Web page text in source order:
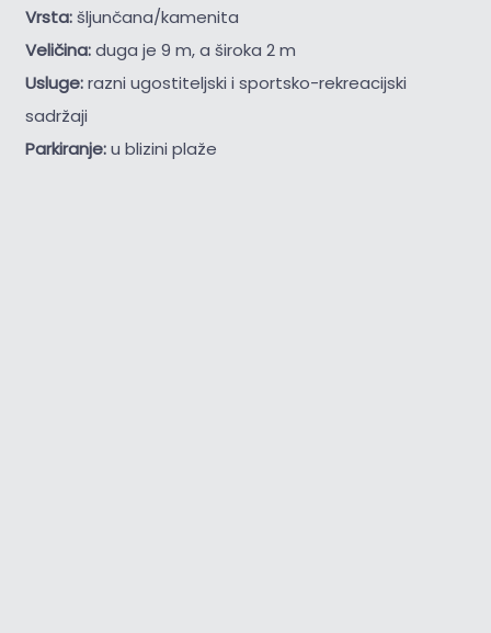
Vrsta:šljunčana/kamenita
Veličina:duga je 9 m, a široka 2 m
Usluge:razni ugostiteljski i sportsko-rekreacijski
sadržaji
Parkiranje:u blizini plaže